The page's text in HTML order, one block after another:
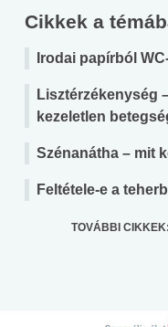
Cikkek a
Irodai papírból
Lisztérzékenység
kezeletlen
Szénanátha – mit
Feltétele-e a
TOVÁBBI